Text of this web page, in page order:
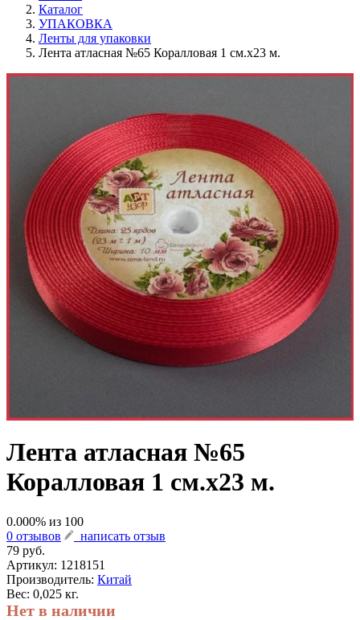
Каталог
УПАКОВКА
Ленты для упаковки
Лента атласная №65 Коралловая 1 см.х23 м.
Лента атласная №65
Коралловая 1 см.х23 м.
0.000% из 100
0 отзывов
написать отзыв
79 руб.
Артикул: 1218151
Производитель: Китай
Вес: 0,025 кг.
Нет в наличии